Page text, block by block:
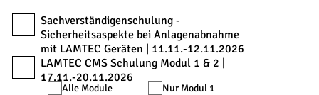
Sachverständigenschulung -
Sicherheitsaspekte bei Anlagenabnahme
mit LAMTEC Geräten | 11.11.-12.11.2026
LAMTEC CMS Schulung Modul 1 & 2 |
17.11.-20.11.2026
Alle Module Nur Modul 1